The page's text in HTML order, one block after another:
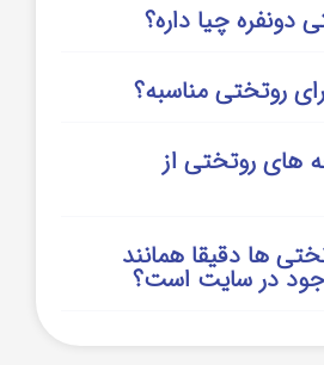
چیا داره؟
روتختی مناسبه؟
های روتختی از
ها دقیقا همانند
در سایت است؟